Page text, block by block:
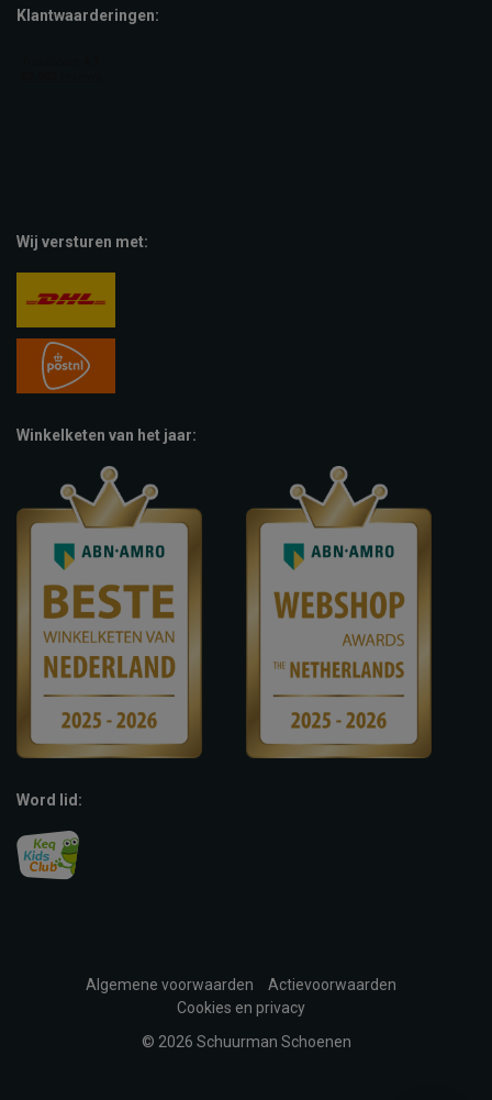
Klantwaarderingen:
Wij versturen met:
Winkelketen van het jaar:
Word lid:
Algemene voorwaarden
Actievoorwaarden
Cookies en privacy
© 2026 Schuurman Schoenen